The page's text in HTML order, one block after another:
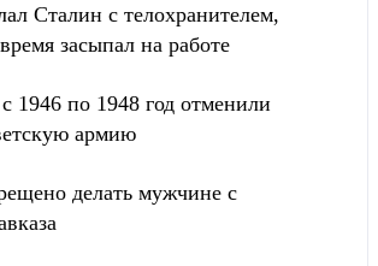
Сталин с телохранителем,
засыпал на работе
1946 по 1948 год отменили
армию
делать мужчине с